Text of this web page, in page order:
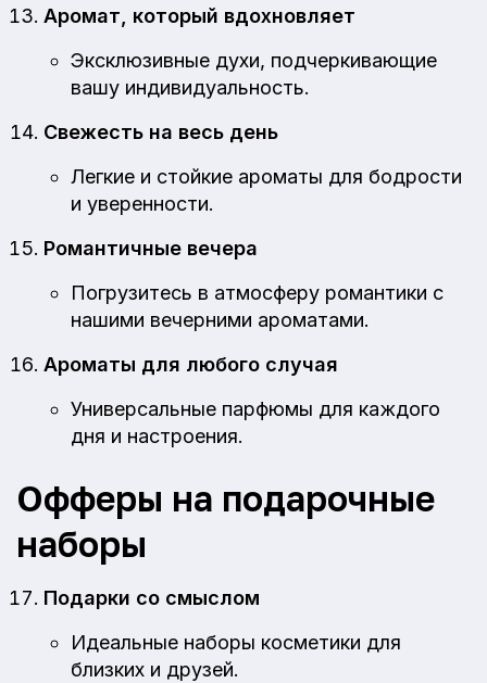
Аромат, который вдохновляет
Эксклюзивные духи, подчеркивающие
вашу индивидуальность.
Свежесть на весь день
Легкие и стойкие ароматы для бодрости
и уверенности.
Романтичные вечера
Погрузитесь в атмосферу романтики с
нашими вечерними ароматами.
Ароматы для любого случая
Универсальные парфюмы для каждого
дня и настроения.
Офферы на подарочные
наборы
Подарки со смыслом
Идеальные наборы косметики для
близких и друзей.